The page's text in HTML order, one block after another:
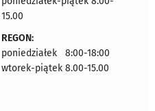
15.00
REGON:
poniedziałek 8:00-18:00
wtorek-piątek 8.00-15.00